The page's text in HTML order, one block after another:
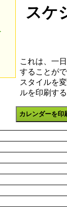
スケ
これは、一
することが
スタイルを
ルを印刷す
カレンダーを印